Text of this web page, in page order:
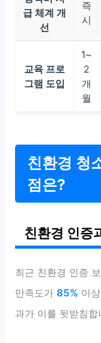
급 체계 개
선
즉
시
교육 프로
그램 도입
1~
2
개
월
친환경 청
점은?
친환경 인증
최근 친환경 인증
만족도가85% 이
과가 이를 뒷받침